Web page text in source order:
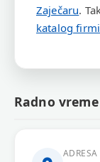
Zaječaru.
katalog firmi
Radno
ADRESA